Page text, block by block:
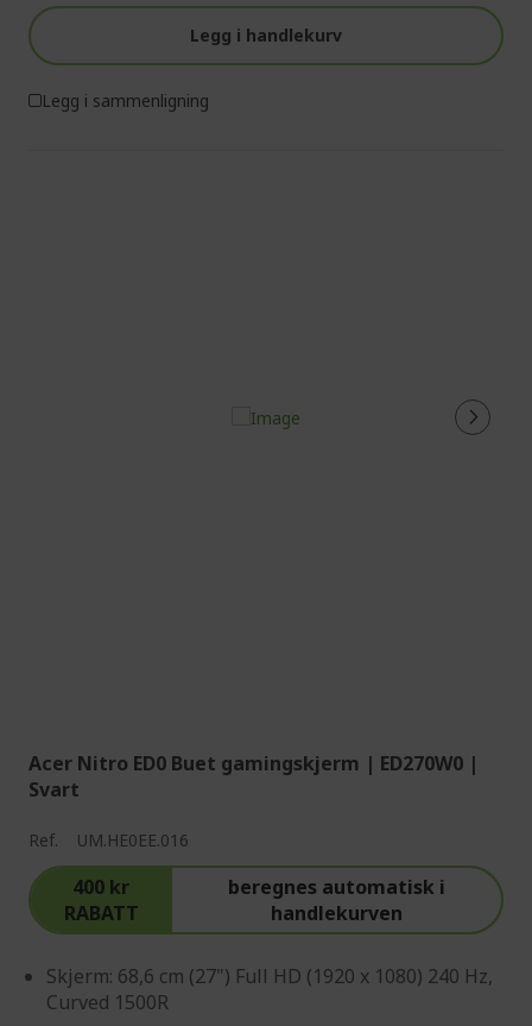
Legg i handlekurv
Legg i sammenligning
Acer Nitro ED0 Buet gamingskjerm | ED270W0 |
Svart
Ref. UM.HE0EE.016
400 kr
RABATT
beregnes automatisk i
handlekurven
Skjerm: 68,6 cm (27") Full HD (1920 x 1080) 240 Hz,
Curved 1500R